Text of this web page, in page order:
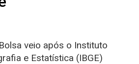
veio após o Instituto
e Estatística (IBGE)